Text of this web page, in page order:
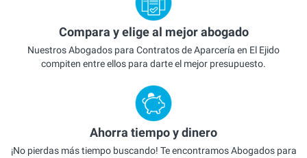
Compara y elige al mejor abogado
Nuestros Abogados para Contratos de Aparcería en El Ejido
compiten entre ellos para darte el mejor presupuesto.
Ahorra tiempo y dinero
¡No pierdas más tiempo buscando! Te encontramos Abogados para